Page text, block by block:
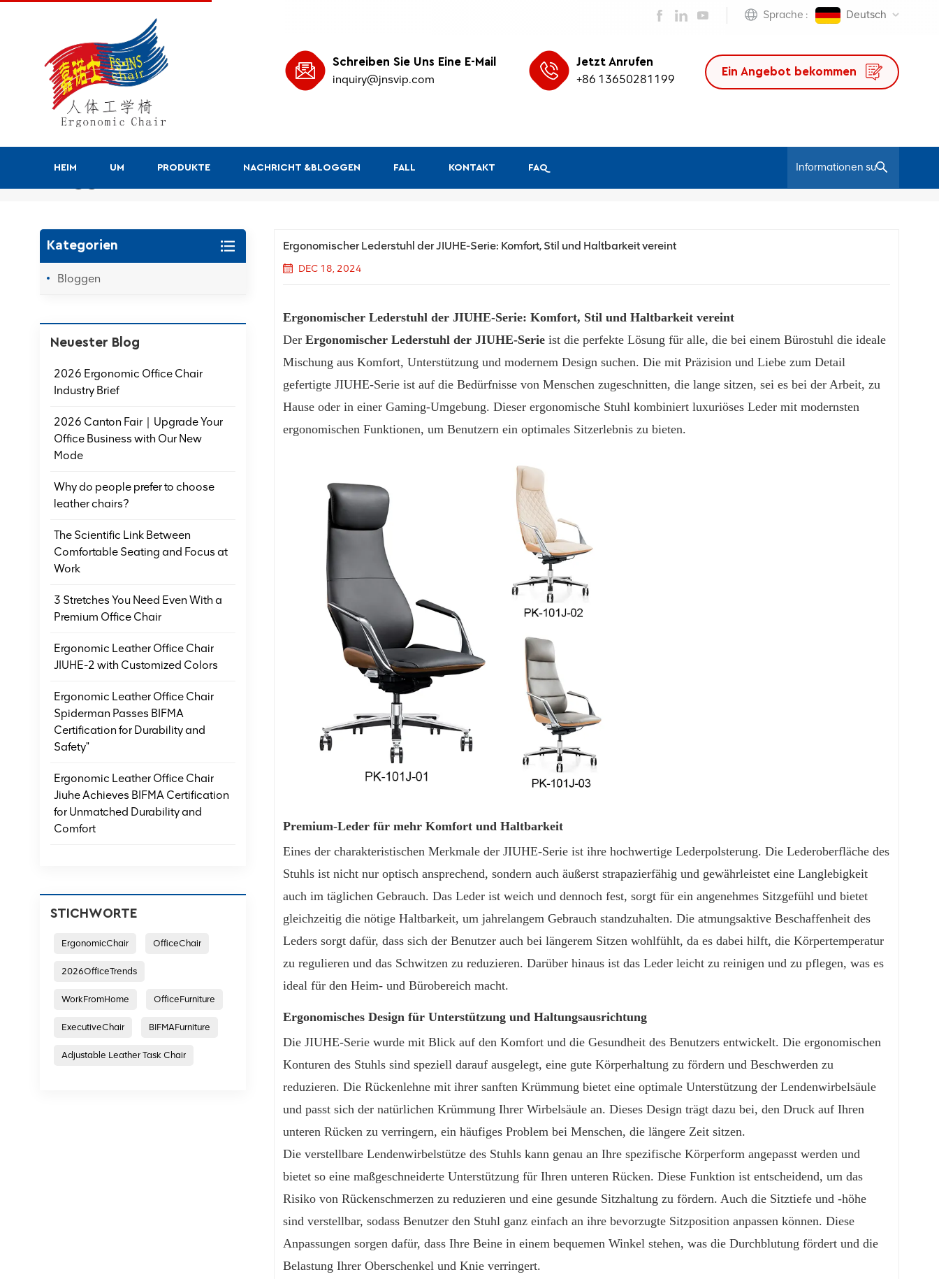
Sprache : Deutsch
Ein Angebot bekommen
Schreiben Sie Uns Eine E-Mail
inquiry@jnsvip.com
Jetzt Anrufen
+86 13650281199
HEIM UM PRODUKTE NACHRICHT &BLOGGEN FALL KONTAKT FAQ
Ergonomischer Lederstuhl der JIUHE-Serie: Komfort, Stil und Haltbarkeit vereint
DEC 18, 2024
Ergonomischer Lederstuhl der JIUHE-Serie: Komfort, Stil und Haltbarkeit vereint
DerErgonomischer Lederstuhl der JIUHE-Serie ist die perfekte Lösung für alle, die bei einem Bürostuhl die ideale
Mischung aus Komfort, Unterstützung und modernem Design suchen. Die mit Präzision und Liebe zum Detail
gefertigte JIUHE-Serie ist auf die Bedürfnisse von Menschen zugeschnitten, die lange sitzen, sei es bei der Arbeit, zu
Hause oder in einer Gaming-Umgebung. Dieser ergonomische Stuhl kombiniert luxuriöses Leder mit modernsten
ergonomischen Funktionen, um Benutzern ein optimales Sitzerlebnis zu bieten.
Premium-Leder für mehr Komfort und Haltbarkeit
Eines der charakteristischen Merkmale der JIUHE-Serie ist ihre hochwertige Lederpolsterung. Die Lederoberfläche des
Stuhls ist nicht nur optisch ansprechend, sondern auch äußerst strapazierfähig und gewährleistet eine Langlebigkeit
auch im täglichen Gebrauch. Das Leder ist weich und dennoch fest, sorgt für ein angenehmes Sitzgefühl und bietet
gleichzeitig die nötige Haltbarkeit, um jahrelangem Gebrauch standzuhalten. Die atmungsaktive Beschaffenheit des
Leders sorgt dafür, dass sich der Benutzer auch bei längerem Sitzen wohlfühlt, da es dabei hilft, die Körpertemperatur
zu regulieren und das Schwitzen zu reduzieren. Darüber hinaus ist das Leder leicht zu reinigen und zu pflegen, was es
ideal für den Heim- und Bürobereich macht.
Ergonomisches Design für Unterstützung und Haltungsausrichtung
Die JIUHE-Serie wurde mit Blick auf den Komfort und die Gesundheit des Benutzers entwickelt. Die ergonomischen
Konturen des Stuhls sind speziell darauf ausgelegt, eine gute Körperhaltung zu fördern und Beschwerden zu
reduzieren. Die Rückenlehne mit ihrer sanften Krümmung bietet eine optimale Unterstützung der Lendenwirbelsäule
und passt sich der natürlichen Krümmung Ihrer Wirbelsäule an. Dieses Design trägt dazu bei, den Druck auf Ihren
unteren Rücken zu verringern, ein häufiges Problem bei Menschen, die längere Zeit sitzen.
Die verstellbare Lendenwirbelstütze des Stuhls kann genau an Ihre spezifische Körperform angepasst werden und
bietet so eine maßgeschneiderte Unterstützung für Ihren unteren Rücken. Diese Funktion ist entscheidend, um das
Risiko von Rückenschmerzen zu reduzieren und eine gesunde Sitzhaltung zu fördern. Auch die Sitztiefe und -höhe
sind verstellbar, sodass Benutzer den Stuhl ganz einfach an ihre bevorzugte Sitzposition anpassen können. Diese
Anpassungen sorgen dafür, dass Ihre Beine in einem bequemen Winkel stehen, was die Durchblutung fördert und die
Belastung Ihrer Oberschenkel und Knie verringert.
Kategorien
Bloggen
Neuester Blog
2026 Ergonomic Office Chair
Industry Brief
2026 Canton Fair｜Upgrade Your
Office Business with Our New
Mode
Why do people prefer to choose
leather chairs?
The Scientific Link Between
Comfortable Seating and Focus at
Work
3 Stretches You Need Even With a
Premium Office Chair
Ergonomic Leather Office Chair
JIUHE-2 with Customized Colors
Ergonomic Leather Office Chair
Spiderman Passes BIFMA
Certification for Durability and
Safety"
Ergonomic Leather Office Chair
Jiuhe Achieves BIFMA Certification
for Unmatched Durability and
Comfort
STICHWORTE
ErgonomicChair OfficeChair
2026OfficeTrends
WorkFromHome OfficeFurniture
ExecutiveChair BIFMAFurniture
Adjustable Leather Task Chair